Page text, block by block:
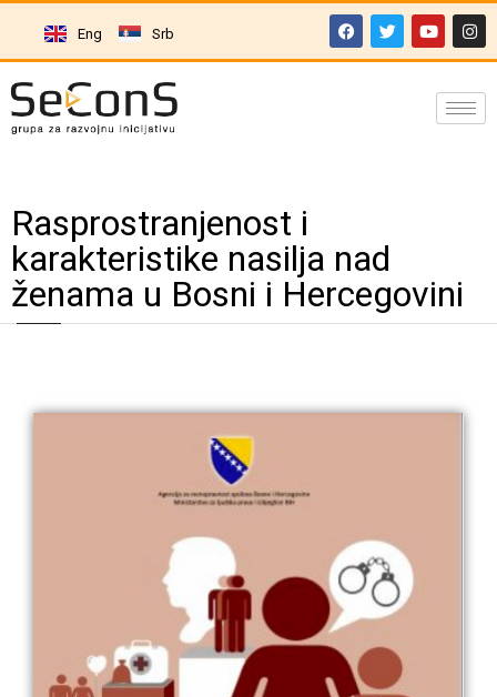
Eng Srb
Rasprostranjenost i
karakteristike nasilja nad
ženama u Bosni i Hercegovini